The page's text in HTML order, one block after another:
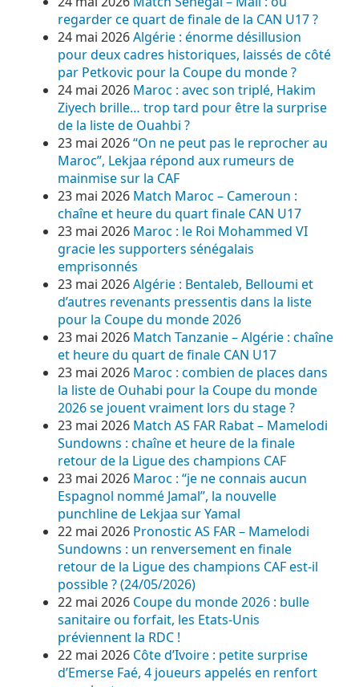
regarder ce quart de finale de la CAN U17 ?
24 mai 2026Algérie : énorme désillusion
pour deux cadres historiques, laissés de côté
par Petkovic pour la Coupe du monde ?
24 mai 2026 Maroc : avec son triplé, Hakim
Ziyech brille… trop tard pour être la surprise
de la liste de Ouahbi ?
23 mai 2026“On ne peut pas le reprocher au
Maroc”, Lekjaa répond aux rumeurs de
mainmise sur la CAF
23 mai 2026 Match Maroc – Cameroun :
chaîne et heure du quart finale CAN U17
23 mai 2026 Maroc : le Roi Mohammed VI
gracie les supporters sénégalais
emprisonnés
23 mai 2026Algérie : Bentaleb, Belloumi et
d’autres revenants pressentis dans la liste
pour la Coupe du monde 2026
23 mai 2026 Match Tanzanie – Algérie : chaîne
et heure du quart de finale CAN U17
23 mai 2026 Maroc : combien de places dans
la liste de Ouhabi pour la Coupe du monde
2026 se jouent vraiment lors du stage ?
23 mai 2026 Match AS FAR Rabat – Mamelodi
Sundowns : chaîne et heure de la finale
retour de la Ligue des champions CAF
23 mai 2026 Maroc : “je ne connais aucun
Espagnol nommé Jamal”, la nouvelle
punchline de Lekjaa sur Yamal
22 mai 2026 Pronostic AS FAR – Mamelodi
Sundowns : un renversement en finale
retour de la Ligue des champions CAF est-il
possible ? (24/05/2026)
22 mai 2026 Coupe du monde 2026 : bulle
sanitaire ou forfait, les Etats-Unis
préviennent la RDC !
22 mai 2026 Côte d’Ivoire : petite surprise
d’Emerse Faé, 4 joueurs appelés en renfort